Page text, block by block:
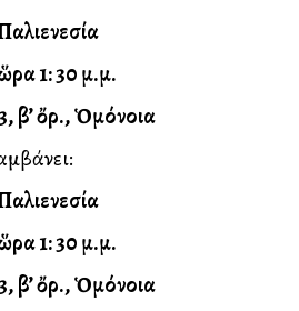
1: 30 μ.μ.
β’ ὄρ., Ὁμόνοια
1: 30 μ.μ.
β’ ὄρ., Ὁμόνοια